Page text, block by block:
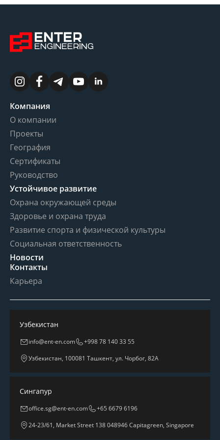
Компания
О компании
Проекты
География
Сертификаты
Руководство
Устойчивое развитие
Охрана окружающей среды
Здоровье и охрана труда
Развитие спорта и физической культуры
Социальная ответственность
Новости
Контакты
Карьера
Узбекистан
info@ent-en.com
+998 78 140 33 55
Узбекистан, 100081 Ташкент, ул. Чорбог, 82А
Сингапур
office.sg@ent-en.com
+65 6679 6196
24-23/61, Market Street 138 048946 Capitagreen, Singapore